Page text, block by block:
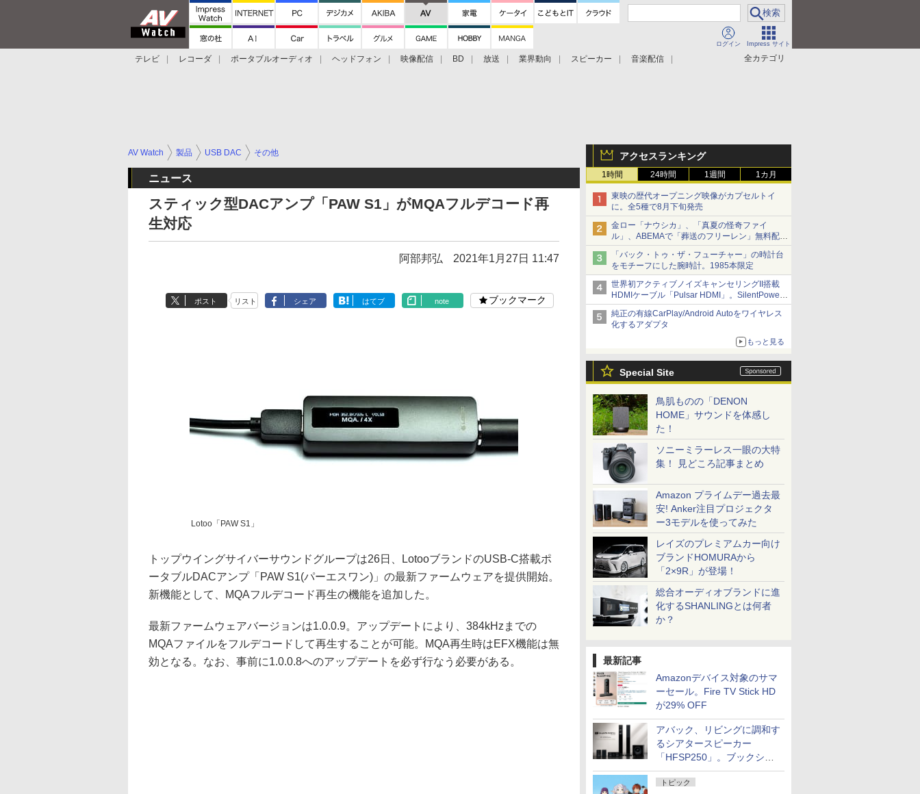
ログイン Impress サイト
全カテゴリ
テレビ レコーダ ポータブルオーディオ ヘッドフォン 映像配信 BD 放送 業界動向 スピーカー
音楽配信
アクセスランキング
1時間 24時間 1週間 1カ月
東映の歴代オープニング映像がカプセルトイ
に。全5種で8月下旬発売
金ロー「ナウシカ」、「真夏の怪奇ファイ
ル」、ABEMAで「葬送のフリーレン」無料配信
など。夏の特番・配信情報
「バック・トゥ・ザ・フューチャー」の時計台
をモチーフにした腕時計。1985本限定
世界初アクティブノイズキャンセリングII搭載
HDMIケーブル「Pulsar HDMI」。SilentPower
から
純正の有線CarPlay/Android Autoをワイヤレス
化するアダプタ
もっと見る
Special Site
鳥肌ものの「DENON
HOME」サウンドを体感し
た！
ソニーミラーレス一眼の大特
集！ 見どころ記事まとめ
Amazon プライムデー過去最
安! Anker注目プロジェクタ
ー3モデルを使ってみた
レイズのプレミアムカー向け
ブランドHOMURAから
「2×9R」が登場！
総合オーディオブランドに進
化するSHANLINGとは何者
か？
最新記事
Amazonデバイス対象のサマ
ーセール。Fire TV Stick HD
が29% OFF
アバック、リビングに調和す
るシアタースピーカー
「HFSP250」。ブックシェ
ルフはペア3万円以下
トピック
AV Watch 製品 USB DAC その他
ニュース
スティック型DACアンプ「PAW S1」がMQAフルデコード再
生対応
阿部邦弘 2021年1月27日 11:47
ポスト リスト シェア はてブ note ブックマーク
Lotoo「PAW S1」
トップウイングサイバーサウンドグループは26日、LotooブランドのUSB-C搭載ポ
ータブルDACアンプ「PAW S1(パーエスワン)」の最新ファームウェアを提供開始。
新機能として、MQAフルデコード再生の機能を追加した。
最新ファームウェアバージョンは1.0.0.9。アップデートにより、384kHzまでの
MQAファイルをフルデコードして再生することが可能。MQA再生時はEFX機能は無
効となる。なお、事前に1.0.0.8へのアップデートを必ず行なう必要がある。